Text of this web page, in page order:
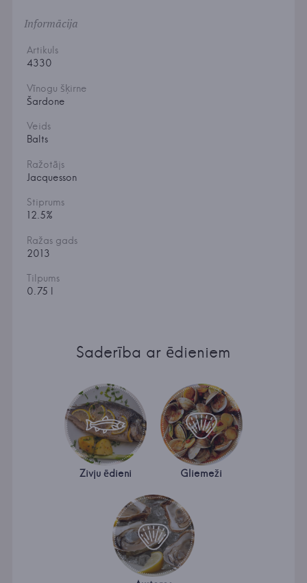
Informācija
Artikuls
4330
Vīnogu šķirne
Šardone
Veids
Balts
Ražotājs
Jacquesson
Stiprums
12.5%
Ražas gads
2013
Tilpums
0.75 l
Saderība ar ēdieniem
Zivju ēdieni Gliemeži